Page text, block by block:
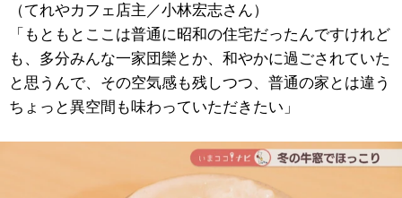
（てれやカフェ店主／小林宏志さん）
「もともとここは普通に昭和の住宅だったんですけれど
も、多分みんな一家団欒とか、和やかに過ごされていた
と思うんで、その空気感も残しつつ、普通の家とは違う
ちょっと異空間も味わっていただきたい」